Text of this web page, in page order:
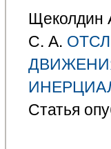
Щеколдин
С. А.
Статья